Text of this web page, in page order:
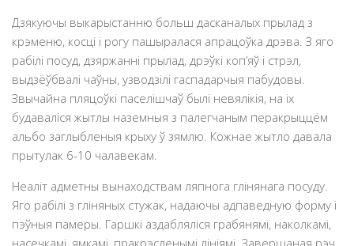
Дзякуючы выкарыстанню больш дасканалых прылад з
крэменю, косці і рогу пашыралася апрацоўка дрэва. З яго
рабілі посуд, дзяржанні прылад, дрэўкі коп’яў і стрэл,
выдзёўбвалі чаўны, узводзілі гаспадарчыя пабудовы.
Звычайна пляцоўкі паселішчаў былі невялікія, на іх
будаваліся жытлы наземныя з палегчаным перакрыццём
альбо заглыбленыя крыху ў зямлю. Кожнае жытло давала
прытулак 6-10 чалавекам.
Неаліт адметны вынаходствам ляпнога глінянага посуду.
Яго рабілі з гліняных стужак, надаючы адпаведную форму і
пэўныя памеры. Гаршкi аздаблялiся грабянямі, наколкамi,
насечкамi, ямкамi, пракрэсленымi лiнiямi. Завершаная рэч